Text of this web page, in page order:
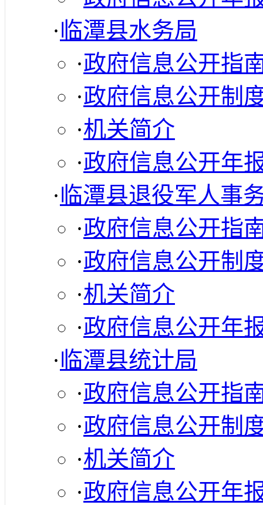
·临潭县水务局
·政府信息公开指
·政府信息公开制
·机关简介
·政府信息公开年
·临潭县退役军人事
·政府信息公开指
·政府信息公开制
·机关简介
·政府信息公开年
·临潭县统计局
·政府信息公开指
·政府信息公开制
·机关简介
·政府信息公开年